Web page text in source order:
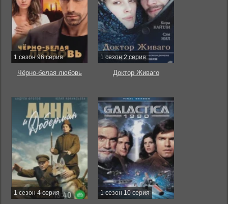
1 сезон 96 серия
Чёрно-белая любовь
1 сезон 2 серия
Доктор Живаго
1 сезон 4 серия 1 сезон 10 серия